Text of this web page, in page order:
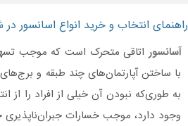
راهنمای انتخاب و خرید انواع اسانسور
آسانسور اتاقی متحرک است که موجب
با ساختن آپارتمان‌های چند طبقه و
به طوری‌که نبودن آن خیلی‌ از افراد را
وجود دارد، موجب خسارات